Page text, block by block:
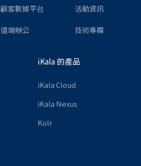
顧客數據平台
遠端辦公
活動資訊
技術專欄
iKala 的產品
iKala Cloud
iKala Nexus
Kolr